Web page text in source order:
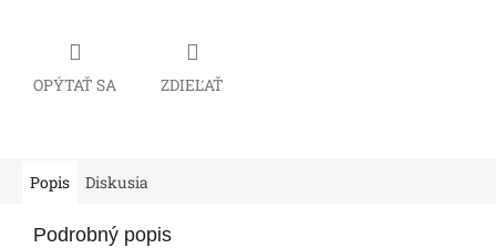
OPÝTAŤ SA ZDIEĽAŤ
Popis Diskusia
Podrobný popis